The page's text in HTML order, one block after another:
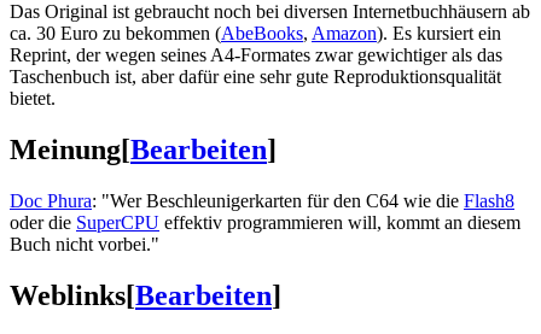
Das Original ist gebraucht noch bei diversen Internetbuchhäusern ab
ca. 30 Euro zu bekommen (AbeBooks, Amazon). Es kursiert ein
Reprint, der wegen seines A4-Formates zwar gewichtiger als das
Taschenbuch ist, aber dafür eine sehr gute Reproduktionsqualität
bietet.
Meinung[Bearbeiten]
Doc Phura: "Wer Beschleunigerkarten für den C64 wie die Flash8
oder die SuperCPU effektiv programmieren will, kommt an diesem
Buch nicht vorbei."
Weblinks[Bearbeiten]